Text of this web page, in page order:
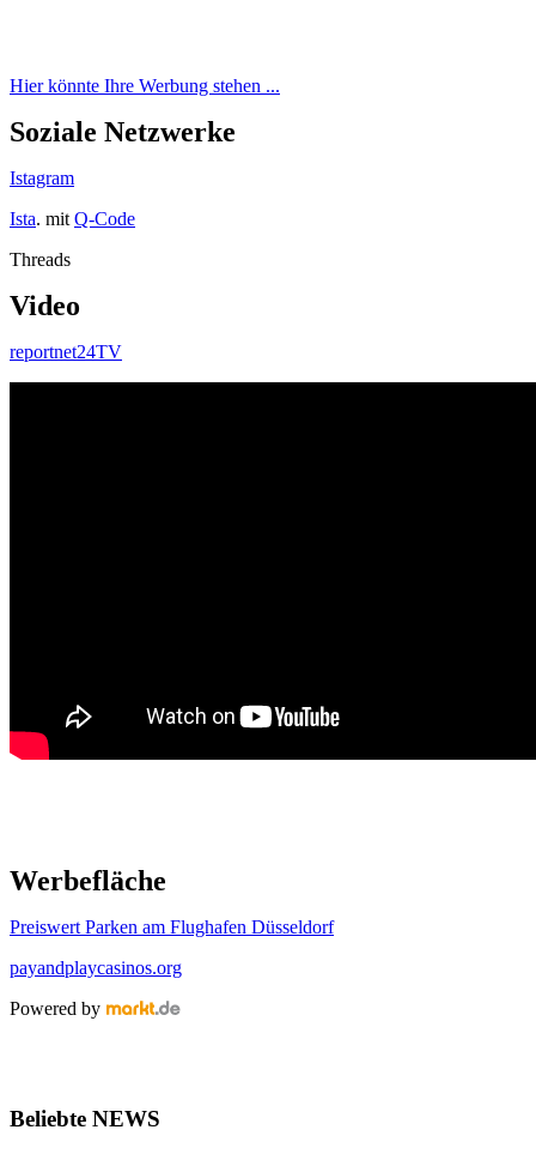
Hier könnte Ihre Werbung stehen ...
Soziale Netzwerke
Istagram
Ista. mit Q-Code
Threads
Video
reportnet24TV
Werbefläche
Preiswert Parken am Flughafen Düsseldorf
payandplaycasinos.org
Powered by
Beliebte NEWS